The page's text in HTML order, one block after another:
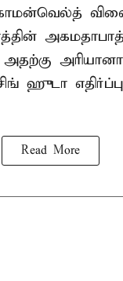
ஹுடா எதிர்ப்பு
Read More